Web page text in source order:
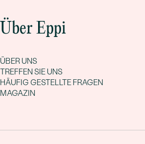
Über Eppi
ÜBER UNS
TREFFEN SIE UNS
HÄUFIG GESTELLTE FRAGEN
MAGAZIN